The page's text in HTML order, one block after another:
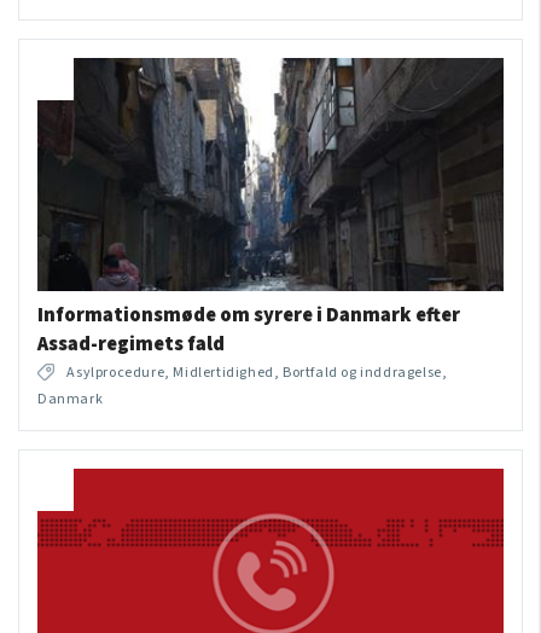
Informationsmøde om syrere i Danmark efter
Assad-regimets fald
Asylprocedure, Midlertidighed, Bortfald og inddragelse,
Danmark